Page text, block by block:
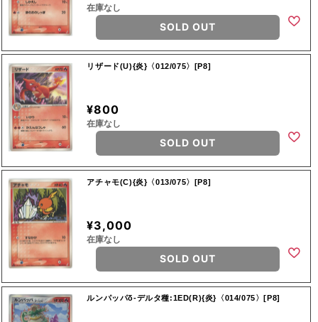
在庫なし
SOLD OUT
リザード(U){炎}〈012/075〉[P8]
¥800
在庫なし
SOLD OUT
アチャモ(C){炎}〈013/075〉[P8]
¥3,000
在庫なし
SOLD OUT
ルンパッパδ-デルタ種:1ED(R){炎}〈014/075〉[P8]